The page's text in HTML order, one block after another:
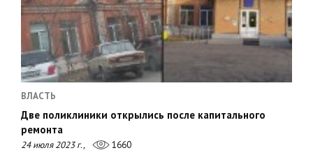
ВЛАСТЬ
Две поликлиники открылись после капитального
ремонта
24 июля 2023 г., 1660